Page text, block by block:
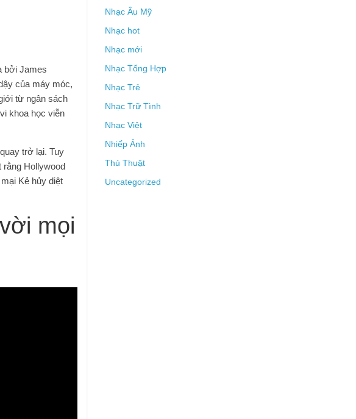
bởi James
của máy móc,
từ ngân sách
khoa học viễn
trở lại. Tuy
rằng Hollywood
Kẻ hủy diệt
mọi
Nhạc Âu Mỹ
Nhạc hot
Nhạc mới
Nhạc Tổng Hợp
Nhạc Trẻ
Nhạc Trữ Tình
Nhạc Việt
Nhiếp Ảnh
Thủ Thuật
Uncategorized